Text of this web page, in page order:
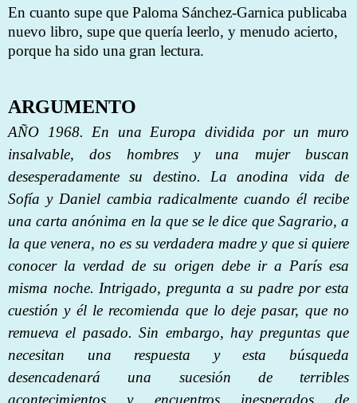
En cuanto supe que Paloma Sánchez-Garnica publicaba
nuevo libro, supe que quería leerlo, y menudo acierto,
porque ha sido una gran lectura.
ARGUMENTO
AÑO 1968. En una Europa dividida por un muro
insalvable, dos hombres y una mujer buscan
desesperadamente su destino. La anodina vida de
Sofía y Daniel cambia radicalmente cuando él recibe
una carta anónima en la que se le dice que Sagrario, a
la que venera, no es su verdadera madre y que si quiere
conocer la verdad de su origen debe ir a París esa
misma noche. Intrigado, pregunta a su padre por esta
cuestión y él le recomienda que lo deje pasar, que no
remueva el pasado. Sin embargo, hay preguntas que
necesitan una respuesta y esta búsqueda
desencadenará una sucesión de terribles
acontecimientos y encuentros inesperados de